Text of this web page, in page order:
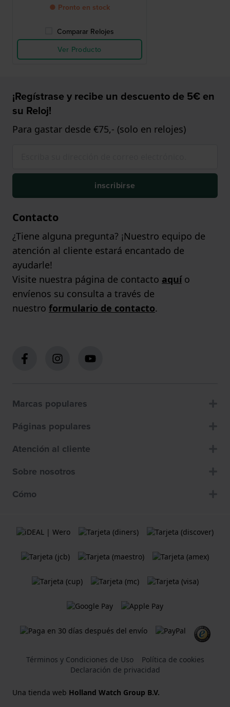
● Pronto en stock
Comparar Relojes
Ver Producto
¡Regístrase y recibe un descuento de 5€ en
su Reloj!
Para gastar desde €75,- (solo en relojes)
inscribirse
Contacto
¿Tiene alguna pregunta? ¡Nuestro equipo de
atención al cliente estará encantado de
ayudarle!
Visite nuestra página de contacto aquío
envíenos su consulta a través de
nuestro formulario de contacto.
Marcas populares
Páginas populares
Atención al cliente
Sobre nosotros
Cómo
Términos y Condiciones de Uso
Política de cookies
Declaración de privacidad
Una tienda web Holland Watch Group B.V.